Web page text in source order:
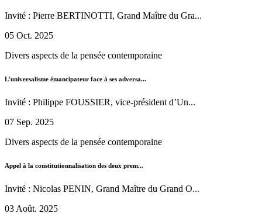
Invité : Pierre BERTINOTTI, Grand Maître du Gra...
05 Oct. 2025
Divers aspects de la pensée contemporaine
L’universalisme émancipateur face à ses adversa...
Invité : Philippe FOUSSIER, vice-président d’Un...
07 Sep. 2025
Divers aspects de la pensée contemporaine
Appel à la constitutionnalisation des deux prem...
Invité : Nicolas PENIN, Grand Maître du Grand O...
03 Août. 2025